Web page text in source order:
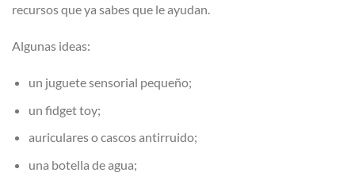
recursos que ya sabes que le ayudan.
Algunas ideas:
un juguete sensorial pequeño;
un fidget toy;
auriculares o cascos antirruido;
una botella de agua;